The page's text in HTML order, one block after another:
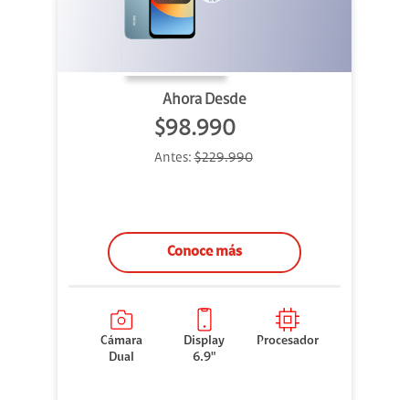
Ahora Desde
$98.990
Antes:$229.990
Conoce más
Cámara
Dual
Display
6.9"
Procesador